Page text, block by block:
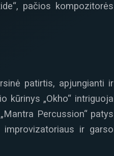
pačios kompozitorės
patirtis, apjungianti ir
kūrinys „Okho“ intriguoja
Percussion“ patys
ir garso